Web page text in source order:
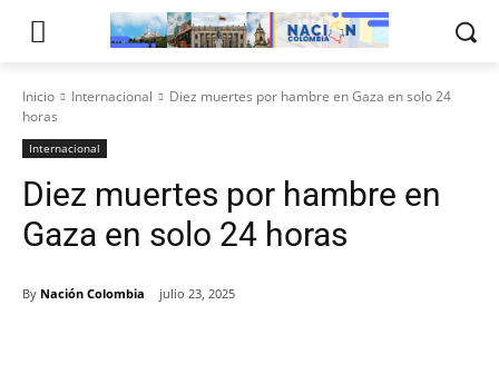
Inicio Internacional
Diez muertes por hambre en Gaza en solo 24
horas
Internacional
Diez muertes por hambre en
Gaza en solo 24 horas
By Nación Colombia julio 23, 2025